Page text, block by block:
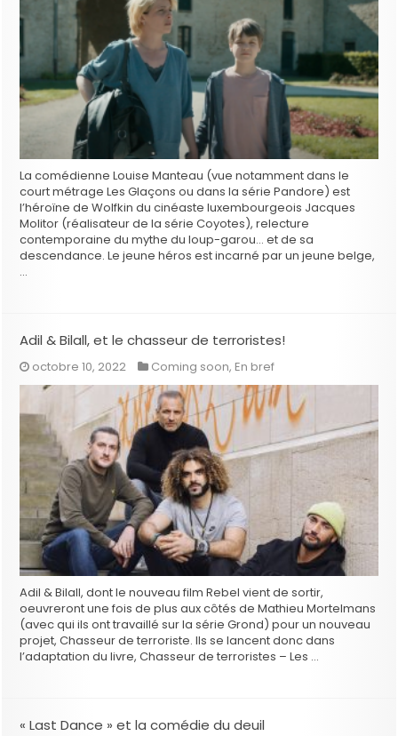
La comédienne Louise Manteau (vue notamment dans le
court métrage Les Glaçons ou dans la série Pandore) est
l’héroïne de Wolfkin du cinéaste luxembourgeois Jacques
Molitor (réalisateur de la série Coyotes), relecture
contemporaine du mythe du loup-garou… et de sa
descendance. Le jeune héros est incarné par un jeune belge,
…
Adil & Bilall, et le chasseur de terroristes!
octobre 10, 2022 Coming soon, En bref
Adil & Bilall, dont le nouveau film Rebel vient de sortir,
oeuvreront une fois de plus aux côtés de Mathieu Mortelmans
(avec qui ils ont travaillé sur la série Grond) pour un nouveau
projet, Chasseur de terroriste. Ils se lancent donc dans
l’adaptation du livre, Chasseur de terroristes – Les …
« Last Dance » et la comédie du deuil